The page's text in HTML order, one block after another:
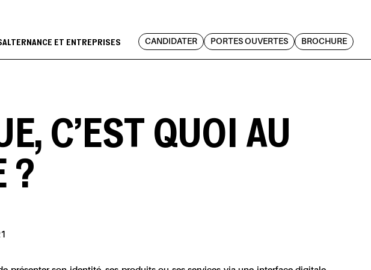
ALTERNANCE ET ENTREPRISES CANDIDATER PORTES OUVERTES BROCHURE
C'EST QUOI AU
?